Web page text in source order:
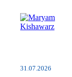
31.07.2026